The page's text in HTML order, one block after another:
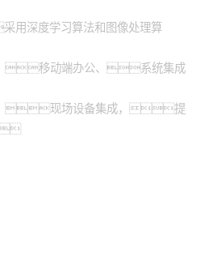
深度学习算法和图像处理算
移动端办公、系统集成
现场设备集成，提